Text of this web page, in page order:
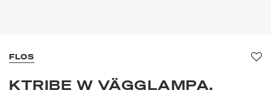
FLOS
KTRIBE W VÄGGLAMPA,